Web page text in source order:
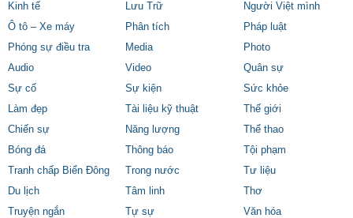
Kinh tế
Lưu Trữ
Người Việt mình
Ô tô – Xe máy
Phân tích
Pháp luật
Phóng sự điều tra
Media
Photo
Audio
Video
Quân sự
Sự cố
Sự kiện
Sức khỏe
Làm đẹp
Tài liệu kỹ thuật
Thế giới
Chiến sự
Năng lượng
Thể thao
Bóng đá
Thông báo
Tội phạm
Tranh chấp Biển Đông
Trong nước
Tư liệu
Du lịch
Tâm linh
Thơ
Truyện ngắn
Tự sự
Văn hóa